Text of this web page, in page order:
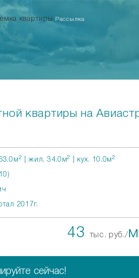
квартиры Рассылка
квартиры на
2 | жил. 34.0м2 | кух. 10.0м2
2017г.
43 тыс. руб./м
сейчас!